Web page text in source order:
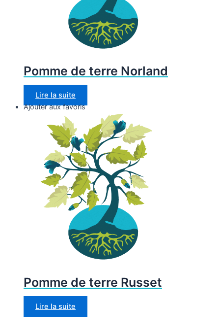
Pomme de terre Norland
Lire la suite
Ajouter aux favoris
Pomme de terre Russet
Lire la suite